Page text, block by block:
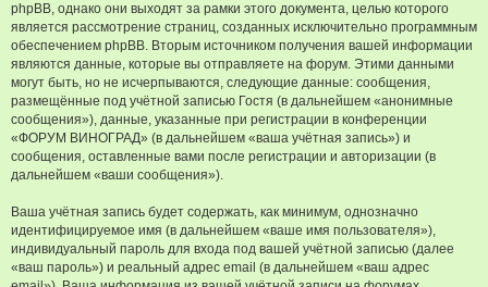
phpBB, однако они выходят за рамки этого документа, целью которого
является рассмотрение страниц, созданных исключительно программным
обеспечением phpBB. Вторым источником получения вашей информации
являются данные, которые вы отправляете на форум. Этими данными
могут быть, но не исчерпываются, следующие данные: сообщения,
размещённые под учётной записью Гостя (в дальнейшем «анонимные
сообщения»), данные, указанные при регистрации в конференции
«ФОРУМ ВИНОГРАД» (в дальнейшем «ваша учётная запись») и
сообщения, оставленные вами после регистрации и авторизации (в
дальнейшем «ваши сообщения»).
Ваша учётная запись будет содержать, как минимум, однозначно
идентифицируемое имя (в дальнейшем «ваше имя пользователя»),
индивидуальный пароль для входа под вашей учётной записью (далее
«ваш пароль») и реальный адрес email (в дальнейшем «ваш адрес